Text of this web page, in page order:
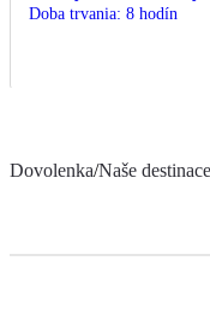
Doba trvania: 8 hodín
Dovolenka/Naše destinace